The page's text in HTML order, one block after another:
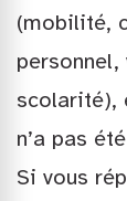
(mobilité,
scolarité),
n’a pas
Si vous